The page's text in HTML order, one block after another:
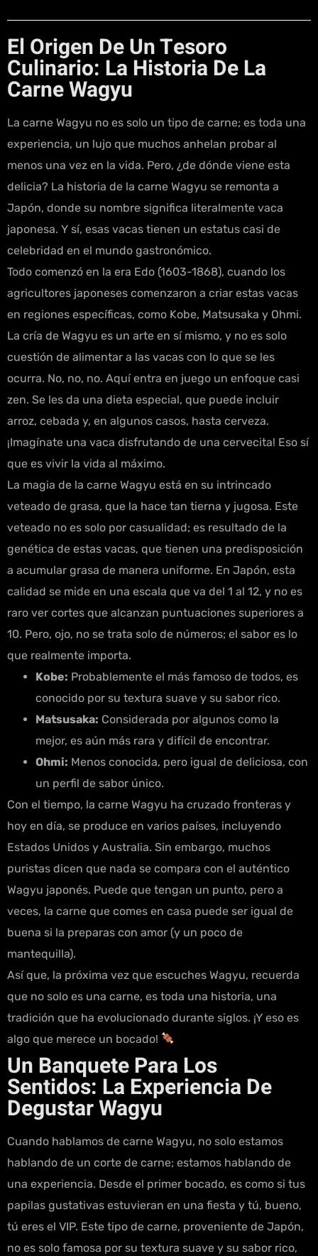
El Origen De Un Tesoro
Culinario: La Historia De La
Carne Wagyu
La carne Wagyu no es solo un tipo de carne; es toda una
experiencia, un lujo que muchos anhelan probar al
menos una vez en la vida. Pero, ¿de dónde viene esta
delicia? La historia de la carne Wagyu se remonta a
Japón, donde su nombre significa literalmente vaca
japonesa. Y sí, esas vacas tienen un estatus casi de
celebridad en el mundo gastronómico.
Todo comenzó en la era Edo (1603-1868), cuando los
agricultores japoneses comenzaron a criar estas vacas
en regiones específicas, como Kobe, Matsusaka y Ohmi.
La cría de Wagyu es un arte en sí mismo, y no es solo
cuestión de alimentar a las vacas con lo que se les
ocurra. No, no, no. Aquí entra en juego un enfoque casi
zen. Se les da una dieta especial, que puede incluir
arroz, cebada y, en algunos casos, hasta cerveza.
¡Imagínate una vaca disfrutando de una cervecita! Eso sí
que es vivir la vida al máximo.
La magia de la carne Wagyu está en su intrincado
veteado de grasa, que la hace tan tierna y jugosa. Este
veteado no es solo por casualidad; es resultado de la
genética de estas vacas, que tienen una predisposición
a acumular grasa de manera uniforme. En Japón, esta
calidad se mide en una escala que va del 1 al 12, y no es
raro ver cortes que alcanzan puntuaciones superiores a
10. Pero, ojo, no se trata solo de números; el sabor es lo
que realmente importa.
Kobe: Probablemente el más famoso de todos, es
conocido por su textura suave y su sabor rico.
Matsusaka: Considerada por algunos como la
mejor, es aún más rara y difícil de encontrar.
Ohmi: Menos conocida, pero igual de deliciosa, con
un perfil de sabor único.
Con el tiempo, la carne Wagyu ha cruzado fronteras y
hoy en día, se produce en varios países, incluyendo
Estados Unidos y Australia. Sin embargo, muchos
puristas dicen que nada se compara con el auténtico
Wagyu japonés. Puede que tengan un punto, pero a
veces, la carne que comes en casa puede ser igual de
buena si la preparas con amor (y un poco de
mantequilla).
Así que, la próxima vez que escuches Wagyu, recuerda
que no solo es una carne, es toda una historia, una
tradición que ha evolucionado durante siglos. ¡Y eso es
algo que merece un bocado!
Un Banquete Para Los
Sentidos: La Experiencia De
Degustar Wagyu
Cuando hablamos de carne Wagyu, no solo estamos
hablando de un corte de carne; estamos hablando de
una experiencia. Desde el primer bocado, es como si tus
papilas gustativas estuvieran en una fiesta y tú, bueno,
tú eres el VIP. Este tipo de carne, proveniente de Japón,
no es solo famosa por su textura suave y su sabor rico,